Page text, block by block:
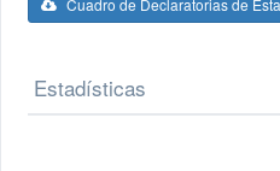
Cuadro de Declaratorias de
Estadísticas